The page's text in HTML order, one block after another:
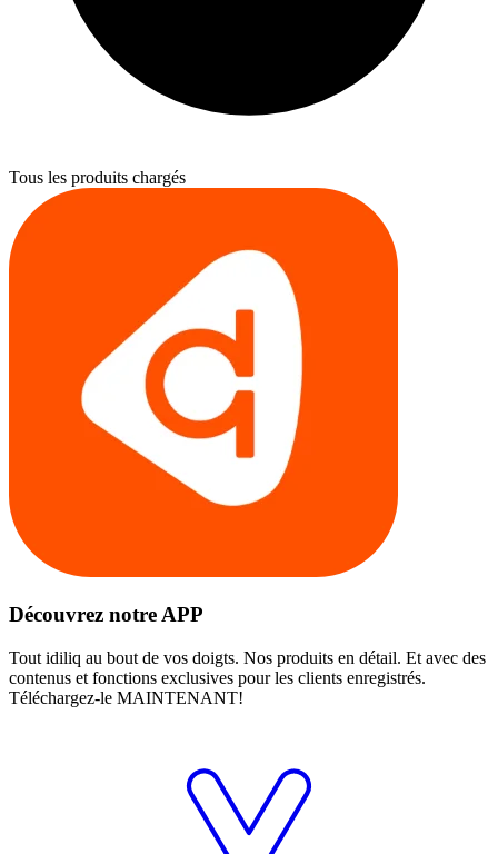
Tous les produits chargés
Découvrez notre APP
Tout idiliq au bout de vos doigts. Nos produits en détail. Et avec des
contenus et fonctions exclusives pour les clients enregistrés.
Téléchargez-le MAINTENANT!